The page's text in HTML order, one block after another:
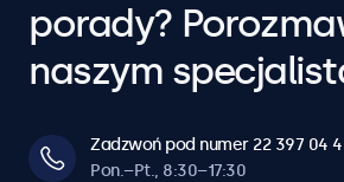
porady?
naszym
Zadzwoń pod numer 22 397 04
Pon.–Pt., 8:30–17:30